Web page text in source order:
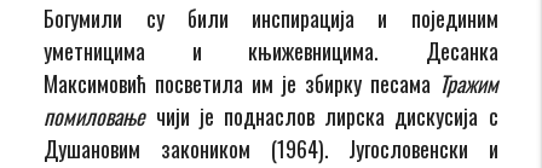
Богумили су били инспирација и појединим
уметницима и књижевницима. Десанка
Максимовић посветила им је збирку песама Тражим
помиловањечији је поднаслов лирска дискусија с
Душановим закоником (1964). Југословенски и